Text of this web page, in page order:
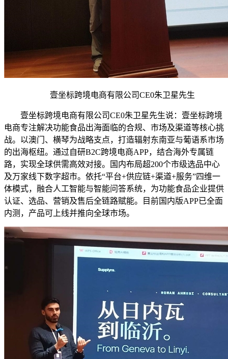
壹坐标跨境电商有限公司CE0朱卫星先生
壹坐标跨境电商有限公司CE0朱卫星先生说：壹坐标跨境
电商专注解决功能食品出海面临的合规、市场及渠道等核心挑
战。以澳门、横琴为战略支点，打造辐射东南亚与葡语系市场
的出海枢纽。通过自研B2C跨境电商APP，结合海外专属链
路，实现全球供需高效对接。国内布局超200个市级选品中心
及万家线下数字超市。依托“平台+供应链+渠道+服务”四维一
体模式，融合人工智能与智能问答系统，为功能食品企业提供
认证、选品、营销及售后全链路赋能。目前国内版APP已全面
内测，产品可上线并推向全球市场。